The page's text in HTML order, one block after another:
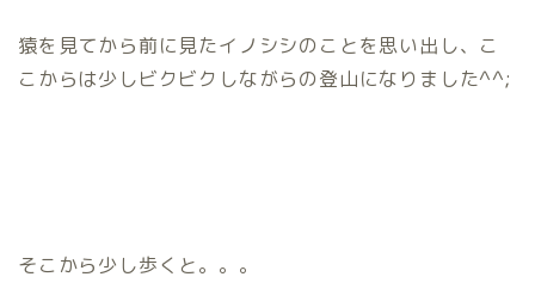
猿を見てから前に見たイノシシのことを思い出し、こ
こからは少しビクビクしながらの登山になりました^^;
そこから少し歩くと。。。